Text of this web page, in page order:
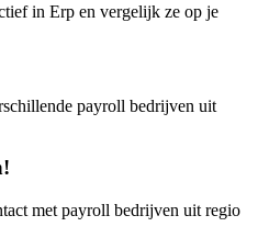
in Erp en vergelijk ze op je
payroll bedrijven uit
met payroll bedrijven uit regio